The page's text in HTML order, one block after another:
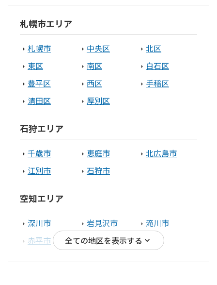
札幌市エリア
札幌市 中央区
北区
東区
南区
白石区
豊平区
西区
手稲区
清田区
厚別区
石狩エリア
千歳市 恵庭市
北広島市
江別市
石狩市
空知エリア
深川市 岩見沢市
滝川市
赤平市
三笠市
全ての地区を表示する